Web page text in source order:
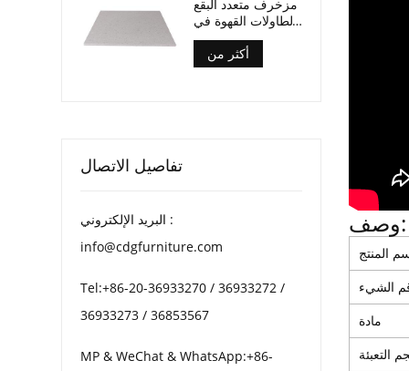
وصف:
المنتج
الشيء
مادة
التعبئة
مزخرف متعدد البقع
لطاولات القهوة في
الفناء
أكثر من
تفاصيل الاتصال
البريد الإلكتروني :
info@cdgfurniture.com
Tel:+86-20-36933270 / 36933272 /
36933273 / 36853567
MP & WeChat & WhatsApp:+86-